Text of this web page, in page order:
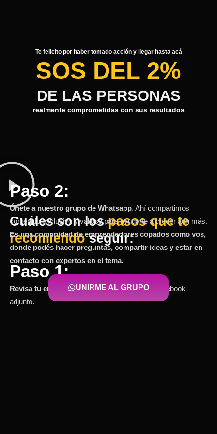
Te felicito por haber tomado acción y llegar hasta acá
SOS DEL 2%
DE LAS PERSONAS
realmente comprometidas con sus resultados
Cuáles son lospasos que te
recomiendoseguir:
Paso 1:
Revisa tu email
. Vas a encontrar un email con el ebook
adjunto.
Paso 2:
Únete a nuestro grupo de Whatsapp. Ahí compartimos
contenido exclusivo y valioso para ayudarte a crecer aún más.
Es una comunidad de emprendedores copados como vos,
donde podés hacer preguntas, compartir ideas y estar en
contacto con expertos en el tema.
UNIRME AL GRUPO